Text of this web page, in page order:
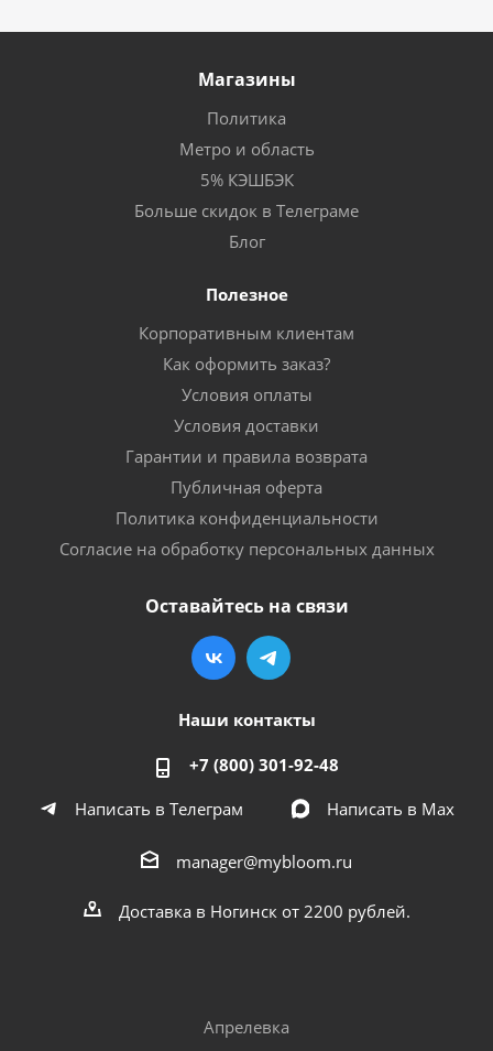
Магазины
Политика
Метро и область
5% КЭШБЭК
Больше скидок в Телеграме
Блог
Полезное
Корпоративным клиентам
Как оформить заказ?
Условия оплаты
Условия доставки
Гарантии и правила возврата
Публичная оферта
Политика конфиденциальности
Согласие на обработку персональных данных
Оставайтесь на связи
Наши контакты
+7 (800) 301-92-48
Написать в Телеграм
Написать в Мах
manager@mybloom.ru
Доставка в Ногинск от 2200 рублей.
Апрелевка